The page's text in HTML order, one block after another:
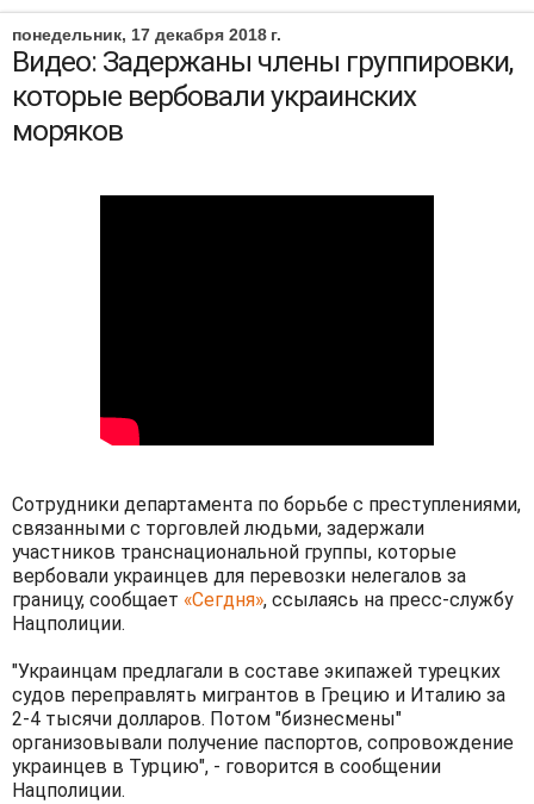
понедельник, 17 декабря 2018 г.
Видео: Задержаны члены группировки,
которые вербовали украинских
моряков
Сотрудники департамента по борьбе с преступлениями,
связанными с торговлей людьми, задержали
участников транснациональной группы, которые
вербовали украинцев для перевозки нелегалов за
границу, сообщает «Сегдня», ссылаясь на пресс-службу
Нацполиции.
"Украинцам предлагали в составе экипажей турецких
судов переправлять мигрантов в Грецию и Италию за
2-4 тысячи долларов. Потом "бизнесмены"
организовывали получение паспортов, сопровождение
украинцев в Турцию", - говорится в сообщении
Нацполиции.